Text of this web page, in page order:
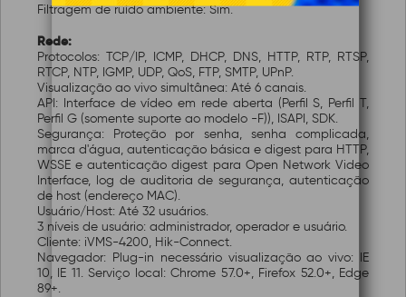
Filtragem de ruído ambiente: Sim.
Rede:
Protocolos: TCP/IP, ICMP, DHCP, DNS, HTTP, RTP, RTSP,
RTCP, NTP, IGMP, UDP, QoS, FTP, SMTP, UPnP.
Visualização ao vivo simultânea: Até 6 canais.
API: Interface de vídeo em rede aberta (Perfil S, Perfil T,
Perfil G (somente suporte ao modelo -F)), ISAPI, SDK.
Segurança: Proteção por senha, senha complicada,
marca d'água, autenticação básica e digest para HTTP,
WSSE e autenticação digest para Open Network Video
Interface, log de auditoria de segurança, autenticação
de host (endereço MAC).
Usuário/Host: Até 32 usuários.
3 níveis de usuário: administrador, operador e usuário.
Cliente: iVMS-4200, Hik-Connect.
Navegador: Plug-in necessário visualização ao vivo: IE
10, IE 11. Serviço local: Chrome 57.0+, Firefox 52.0+, Edge
89+.